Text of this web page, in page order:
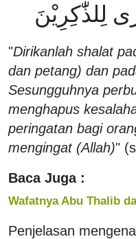
لِلذّٰكِرِيْنَ
"Dirikanlah shalat
dan petang) dan
Sesungguhnya
menghapus
peringatan bagi
mengingat (Allah)"
Baca Juga :
Wafatnya Abu Thalib
Penjelasan